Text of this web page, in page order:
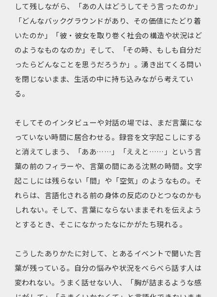
して残しながら、「あの人はどうしてそう言ったのか」
「どんなバックグラウンドがあり、その価値にたどり着
いたのか」「彼・彼女を取り巻く社会の構造や状況はど
のようなものなのか」そして、「その時、もしも自分だ
ったらどんなことを思うだろうか」。湧き出てくる問い
を閉じないまま、生活の中に持ち込みながら考えてい
る。
そしてそのインタビューや対話の場では、まだ言葉にな
っていない時間に居合わせる。録音を文字起こしにする
と消えてしまう、「ああ……」「ええと……」という言
葉の前のフィラーや、言葉の間にある沈黙の時間。文字
起こしには残らない「間」や「空気」のようなもの。そ
れらは、言語化される前の身体の反応のひとつなのかも
しれない。そして、言葉にならないままそれを伝えよう
とするとき、そこになかったなにかがたち現れる。
こうしたありかたに対して、とあるイベントで聞いた言
葉が残っている。自分の悩みや状況をべらべら話す人は
変われない。うまく話せない人、「胸が詰まるような感